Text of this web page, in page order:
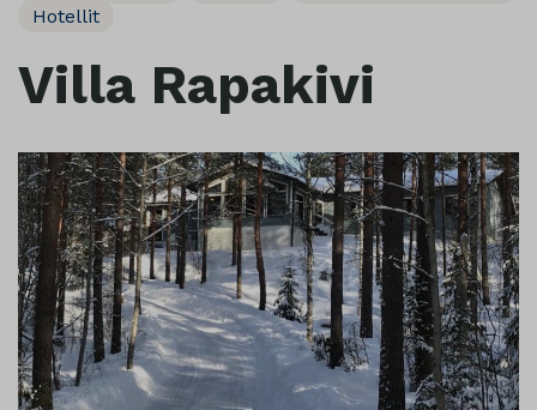
Hotellit
Villa Rapakivi